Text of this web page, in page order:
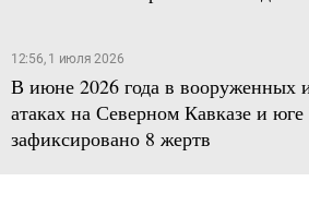
12:56, 1 июля 2026
В июне 2026 года в вооруженных
атаках на Северном Кавказе и
зафиксировано 8 жертв